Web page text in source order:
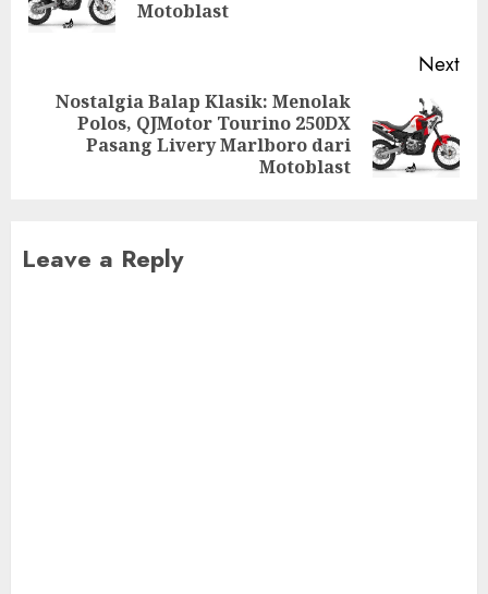
Motoblast
Next
Nostalgia Balap Klasik: Menolak
Polos, QJMotor Tourino 250DX
Pasang Livery Marlboro dari
Motoblast
Leave a Reply